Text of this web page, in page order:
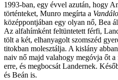
1993-ban, egy évvel azután, hogy
történteket, Munro megírta a
középpontjában egy olyan nő, Bea
Az alfahímként feltüntetett férfi,
tölt a két, elhanyagolt szomszéd
titokban molesztálja. A kislány
naiv nő majd valahogy megóvja őt
erre, és megbocsát Landernek.
és Beán is.